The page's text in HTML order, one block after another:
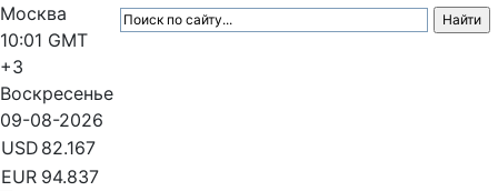
Москва
10:01 GMT
+3
Воскресенье
09-08-2026
USD 82.167
EUR 94.837